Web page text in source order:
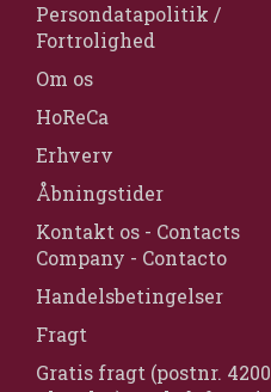
Persondatapolitik /
Fortrolighed
Om os
HoReCa
Erhverv
Åbningstider
Kontakt os - Contacts
Company - Contacto
Handelsbetingelser
Fragt
Gratis fragt (postnr. 4200